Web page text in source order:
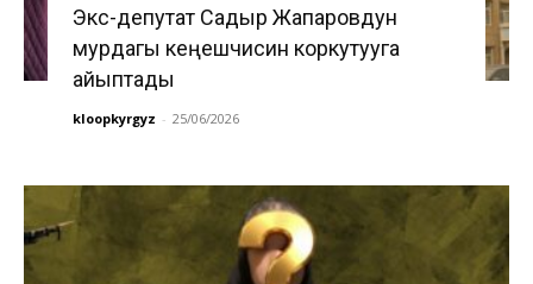
Экс-депутат Садыр Жапаровдун
мурдагы кеңешчисин коркутууга
айыптады
kloopkyrgyz - 25/06/2026